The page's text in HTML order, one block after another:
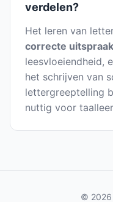
verdelen?
Het leren van
correcte uitspraak
leesvloeiendheid,
het schrijven van
lettergreeptelling
nuttig voor
© 2026